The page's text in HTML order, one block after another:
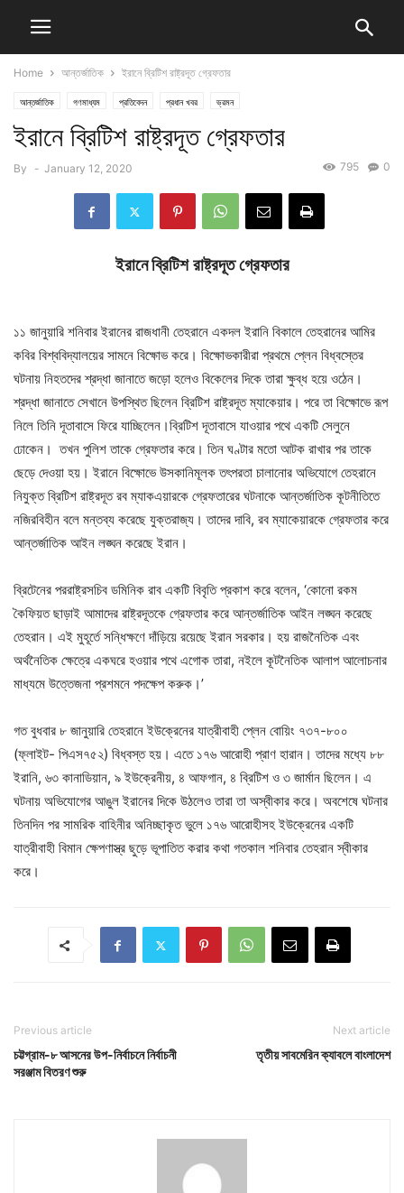
Home আন্তর্জাতিক ইরানে ব্রিটিশ রাষ্ট্রদূত গ্রেফতার
আন্তর্জাতিক গণমাধ্যম প্রতিবেদন প্রধান খবর ভ্রমন
ইরানে ব্রিটিশ রাষ্ট্রদূত গ্রেফতার
By - January 12, 2020 0
795
ইরানে ব্রিটিশ রাষ্ট্রদূত গ্রেফতার
১১ জানুয়ারি শনিবার ইরানের রাজধানী তেহরানে একদল ইরানি বিকালে তেহরানের আমির
কবির বিশ্ববিদ্যালয়ের সামনে বিক্ষোভ করে। বিক্ষোভকারীরা প্রথমে প্লেন বিধ্বস্তের
ঘটনায় নিহতদের শ্রদ্ধা জানাতে জড়ো হলেও বিকেলের দিকে তারা ক্ষুব্ধ হয়ে ওঠেন।
শ্রদ্ধা জানাতে সেখানে উপস্থিত ছিলেন ব্রিটিশ রাষ্ট্রদূত ম্যাকেয়ার। পরে তা বিক্ষোভে রূপ
নিলে তিনি দূতাবাসে ফিরে যাচ্ছিলেন।ব্রিটিশ দূতাবাসে যাওয়ার পথে একটি সেলুনে
ঢোকেন। তখন পুলিশ তাকে গ্রেফতার করে। তিন ঘণ্টার মতো আটক রাখার পর তাকে
ছেড়ে দেওয়া হয়। ইরানে বিক্ষোভে উসকানিমূলক তৎপরতা চালানোর অভিযোগে তেহরানে
নিযুক্ত ব্রিটিশ রাষ্ট্রদূত রব ম্যাকএয়ারকে গ্রেফতারের ঘটনাকে আন্তর্জাতিক কূটনীতিতে
নজিরবিহীন বলে মন্তব্য করেছে যুক্তরাজ্য। তাদের দাবি, রব ম্যাকেয়ারকে গ্রেফতার করে
আন্তর্জাতিক আইন লঙ্ঘন করেছে ইরান।
ব্রিটেনের পররাষ্ট্রসচিব ডমিনিক রাব একটি বিবৃতি প্রকাশ করে বলেন, ‘কোনো রকম
কৈফিয়ত ছাড়াই আমাদের রাষ্ট্রদূতকে গ্রেফতার করে আন্তর্জাতিক আইন লঙ্ঘন করেছে
তেহরান। এই মুহূর্তে সন্ধিক্ষণে দাঁড়িয়ে রয়েছে ইরান সরকার। হয় রাজনৈতিক এবং
অর্থনৈতিক ক্ষেত্রে একঘরে হওয়ার পথে এগোক তারা, নইলে কূটনৈতিক আলাপ আলোচনার
মাধ্যমে উত্তেজনা প্রশমনে পদক্ষেপ করুক।’
গত বুধবার ৮ জানুয়ারি তেহরানে ইউক্রেনের যাত্রীবাহী প্লেন বোয়িং ৭৩৭-৮০০
(ফ্লাইট- পিএস৭৫২) বিধ্বস্ত হয়। এতে ১৭৬ আরোহী প্রাণ হারান। তাদের মধ্যে ৮৮
ইরানি, ৬৩ কানাডিয়ান, ৯ ইউক্রেনীয়, ৪ আফগান, ৪ ব্রিটিশ ও ৩ জার্মান ছিলেন। এ
ঘটনায় অভিযোগের আঙুল ইরানের দিকে উঠলেও তারা তা অস্বীকার করে। অবশেষে ঘটনার
তিনদিন পর সামরিক বাহিনীর অনিচ্ছাকৃত ভুলে ১৭৬ আরোহীসহ ইউক্রেনের একটি
যাত্রীবাহী বিমান ক্ষেপণাস্ত্র ছুড়ে ভূপাতিত করার কথা গতকাল শনিবার তেহরান স্বীকার
করে।
Previous article
চট্টগ্রাম-৮ আসনের উপ-নির্বাচনে নির্বাচনী
সরঞ্জাম বিতরণ শুরু
Next article
তৃতীয় সাবমেরিন ক্যাবলে বাংলাদেশ